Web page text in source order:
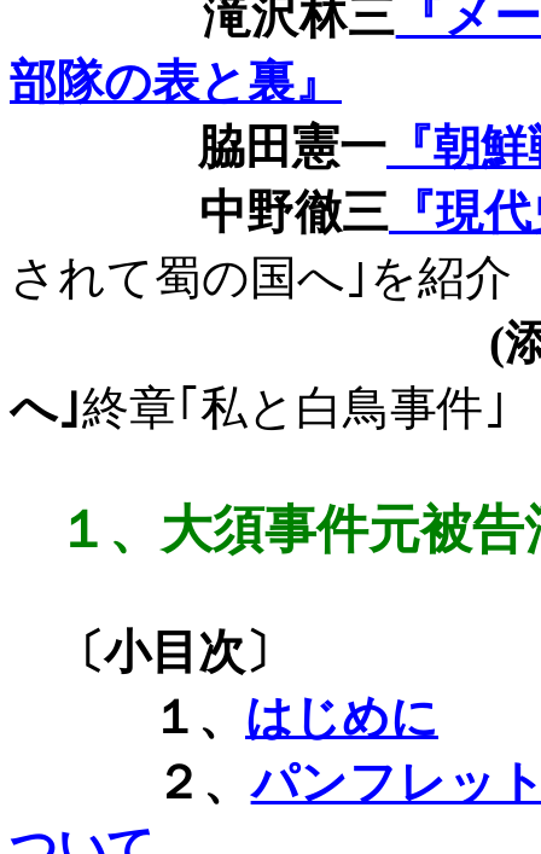
滝沢林三 『メ
部隊の表と裏』
脇田憲一 『朝
中野徹三 『現
されて蜀の国へ｣を紹介
(
へ｣終章｢私と白鳥事件｣
１、 大須事件元被
〔小目次〕
１、 はじめに
２、パンフレッ